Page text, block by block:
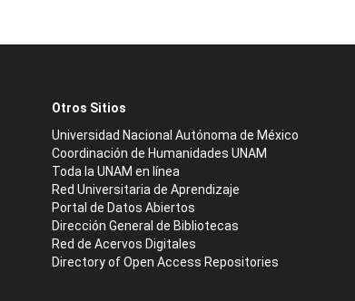
Otros Sitios
Universidad Nacional Autónoma de México
Coordinación de Humanidades UNAM
Toda la UNAM en línea
Red Universitaria de Aprendizaje
Portal de Datos Abiertos
Dirección General de Bibliotecas
Red de Acervos Digitales
Directory of Open Access Repositories